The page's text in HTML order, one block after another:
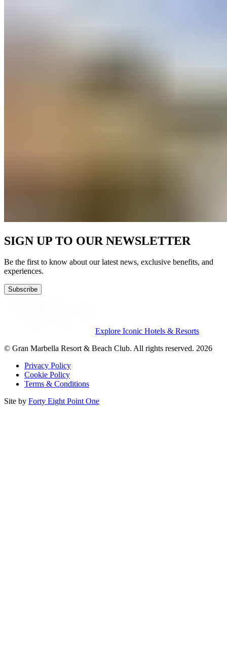
SIGN UP TO OUR NEWSLETTER
Be the first to know about our latest news, exclusive benefits, and
experiences.
Subscribe
Explore Iconic Hotels & Resorts
© Gran Marbella Resort & Beach Club. All rights reserved. 2026
Privacy Policy
Cookie Policy
Terms & Conditions
Site by Forty Eight Point One